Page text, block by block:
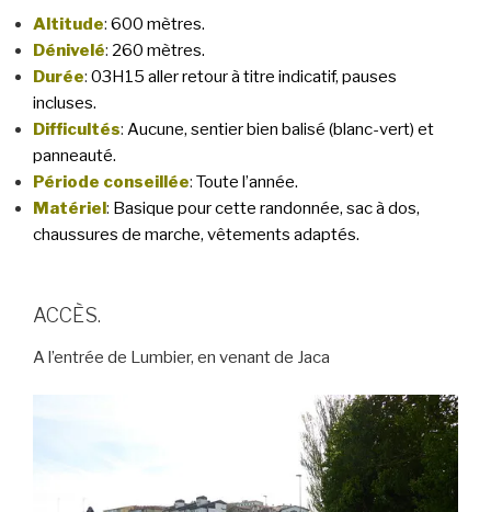
Altitude: 600 mètres.
Dénivelé: 260 mètres.
Durée: 03H15 aller retour à titre indicatif, pauses
incluses.
Difficultés: Aucune, sentier bien balisé (blanc-vert) et
panneauté.
Période conseillée: Toute l’année.
Matériel: Basique pour cette randonnée, sac à dos,
chaussures de marche, vêtements adaptés.
ACCÈS.
A l’entrée de Lumbier, en venant de Jaca